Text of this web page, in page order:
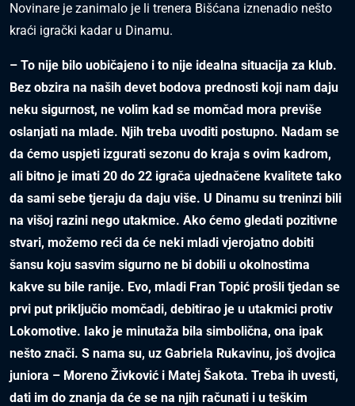
Novinare je zanimalo je li trenera Bišćana iznenadio nešto
kraći igrački kadar u Dinamu.
– To nije bilo uobičajeno i to nije idealna situacija za klub.
Bez obzira na naših devet bodova prednosti koji nam daju
neku sigurnost, ne volim kad se momčad mora previše
oslanjati na mlade. Njih treba uvoditi postupno. Nadam se
da ćemo uspjeti izgurati sezonu do kraja s ovim kadrom,
ali bitno je imati 20 do 22 igrača ujednačene kvalitete tako
da sami sebe tjeraju da daju više. U Dinamu su treninzi bili
na višoj razini nego utakmice. Ako ćemo gledati pozitivne
stvari, možemo reći da će neki mladi vjerojatno dobiti
šansu koju sasvim sigurno ne bi dobili u okolnostima
kakve su bile ranije. Evo, mladi Fran Topić prošli tjedan se
prvi put priključio momčadi, debitirao je u utakmici protiv
Lokomotive. Iako je minutaža bila simbolična, ona ipak
nešto znači. S nama su, uz Gabriela Rukavinu, još dvojica
juniora – Moreno Živković i Matej Šakota. Treba ih uvesti,
dati im do znanja da će se na njih računati i u teškim